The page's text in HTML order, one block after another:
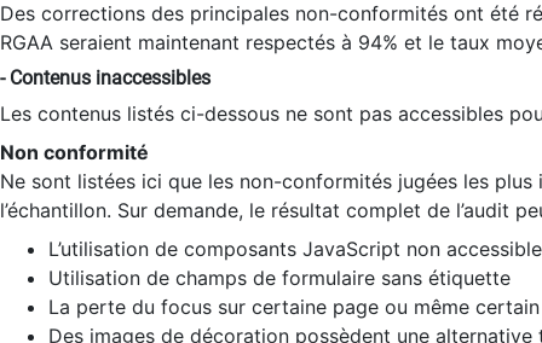
Des corrections des principales non-conformités ont été
RGAA seraient maintenant respectés à 94% et le taux
- Contenus inaccessibles
Les contenus listés ci-dessous ne sont pas accessibles
Non conformité
Ne sont listées ici que les non-conformités jugées les
l’échantillon. Sur demande, le résultat complet de l’audit
L’utilisation de composants JavaScript non
Utilisation de champs de formulaire sans étiquette
La perte du focus sur certaine page ou même
Des images de décoration possèdent une alternative